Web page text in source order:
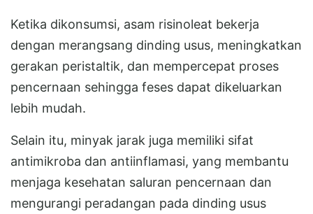
Ketika dikonsumsi, asam risinoleat bekerja
dengan merangsang dinding usus, meningkatkan
gerakan peristaltik, dan mempercepat proses
pencernaan sehingga feses dapat dikeluarkan
lebih mudah.
Selain itu, minyak jarak juga memiliki sifat
antimikroba dan antiinflamasi, yang membantu
menjaga kesehatan saluran pencernaan dan
mengurangi peradangan pada dinding usus